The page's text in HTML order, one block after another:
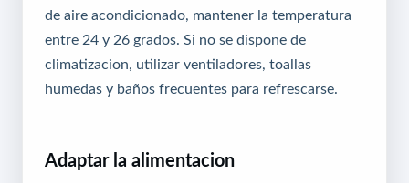
de aire acondicionado, mantener la temperatura
entre 24 y 26 grados. Si no se dispone de
climatizacion, utilizar ventiladores, toallas
humedas y baños frecuentes para refrescarse.
Adaptar la alimentacion